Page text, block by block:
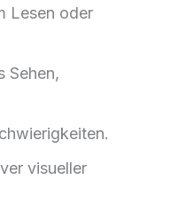
Lesen oder
Sehen,
visueller